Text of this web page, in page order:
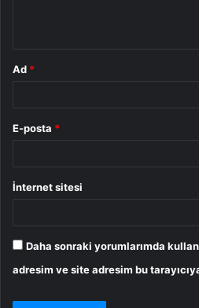
Ad *
E-posta *
İnternet sitesi
Daha sonraki yorumlarımda
adresim ve site adresim bu